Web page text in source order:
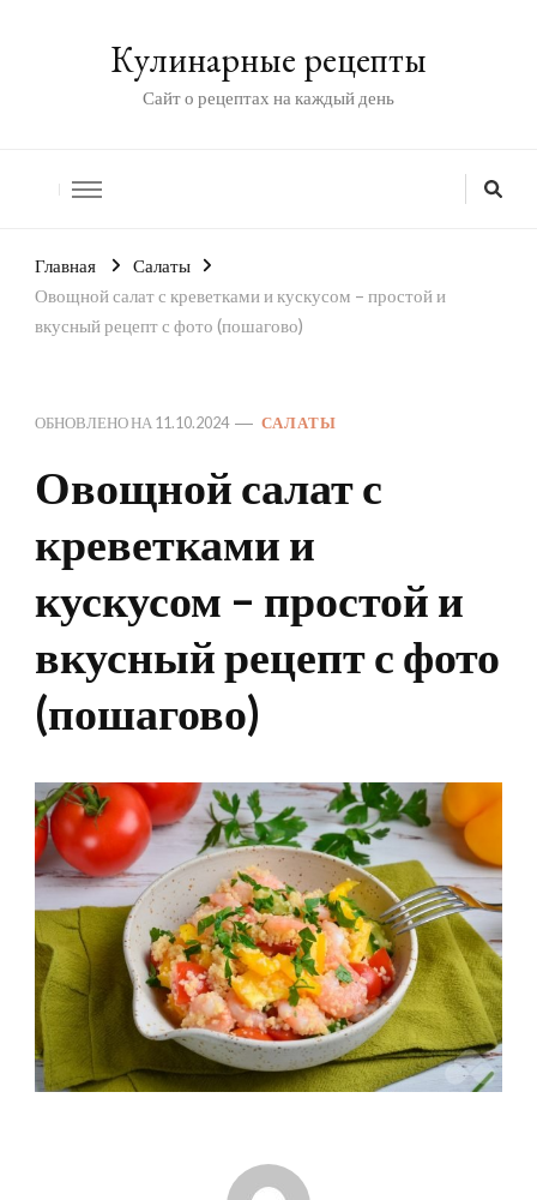
Кулинарные рецепты
Сайт о рецептах на каждый день
Главная
Салаты
Овощной салат с креветками и кускусом – простой и
вкусный рецепт с фото (пошагово)
ОБНОВЛЕНО НА 11.10.2024 САЛАТЫ
Овощной салат с
креветками и
кускусом – простой и
вкусный рецепт с фото
(пошагово)